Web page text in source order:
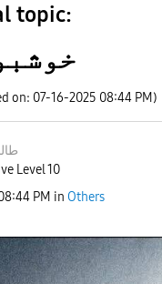
topic:
on: 07-16-2025 08:44 PM)
Level 10
PM in Others